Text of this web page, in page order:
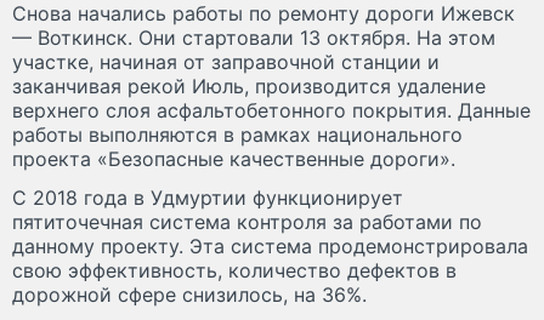
Снова начались работы по ремонту дороги Ижевск
— Воткинск. Они стартовали 13 октября. На этом
участке, начиная от заправочной станции и
заканчивая рекой Июль, производится удаление
верхнего слоя асфальтобетонного покрытия. Данные
работы выполняются в рамках национального
проекта «Безопасные качественные дороги».
С 2018 года в Удмуртии функционирует
пятиточечная система контроля за работами по
данному проекту. Эта система продемонстрировала
свою эффективность, количество дефектов в
дорожной сфере снизилось, на 36%.